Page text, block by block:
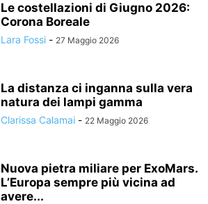
Le costellazioni di Giugno 2026:
Corona Boreale
Lara Fossi - 27 Maggio 2026
La distanza ci inganna sulla vera
natura dei lampi gamma
Clarissa Calamai - 22 Maggio 2026
Nuova pietra miliare per ExoMars.
L’Europa sempre più vicina ad
avere...